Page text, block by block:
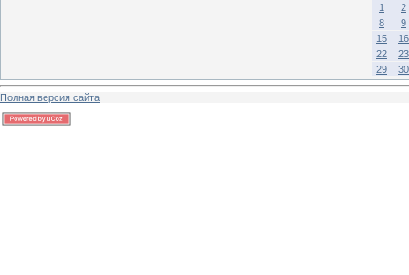
1
2
8
9
15
16
22
23
29
30
Полная версия сайта